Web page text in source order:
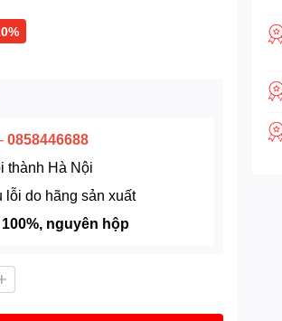
-0858446688
thành Hà Nội
do hãng sản xuất
nguyên hộp